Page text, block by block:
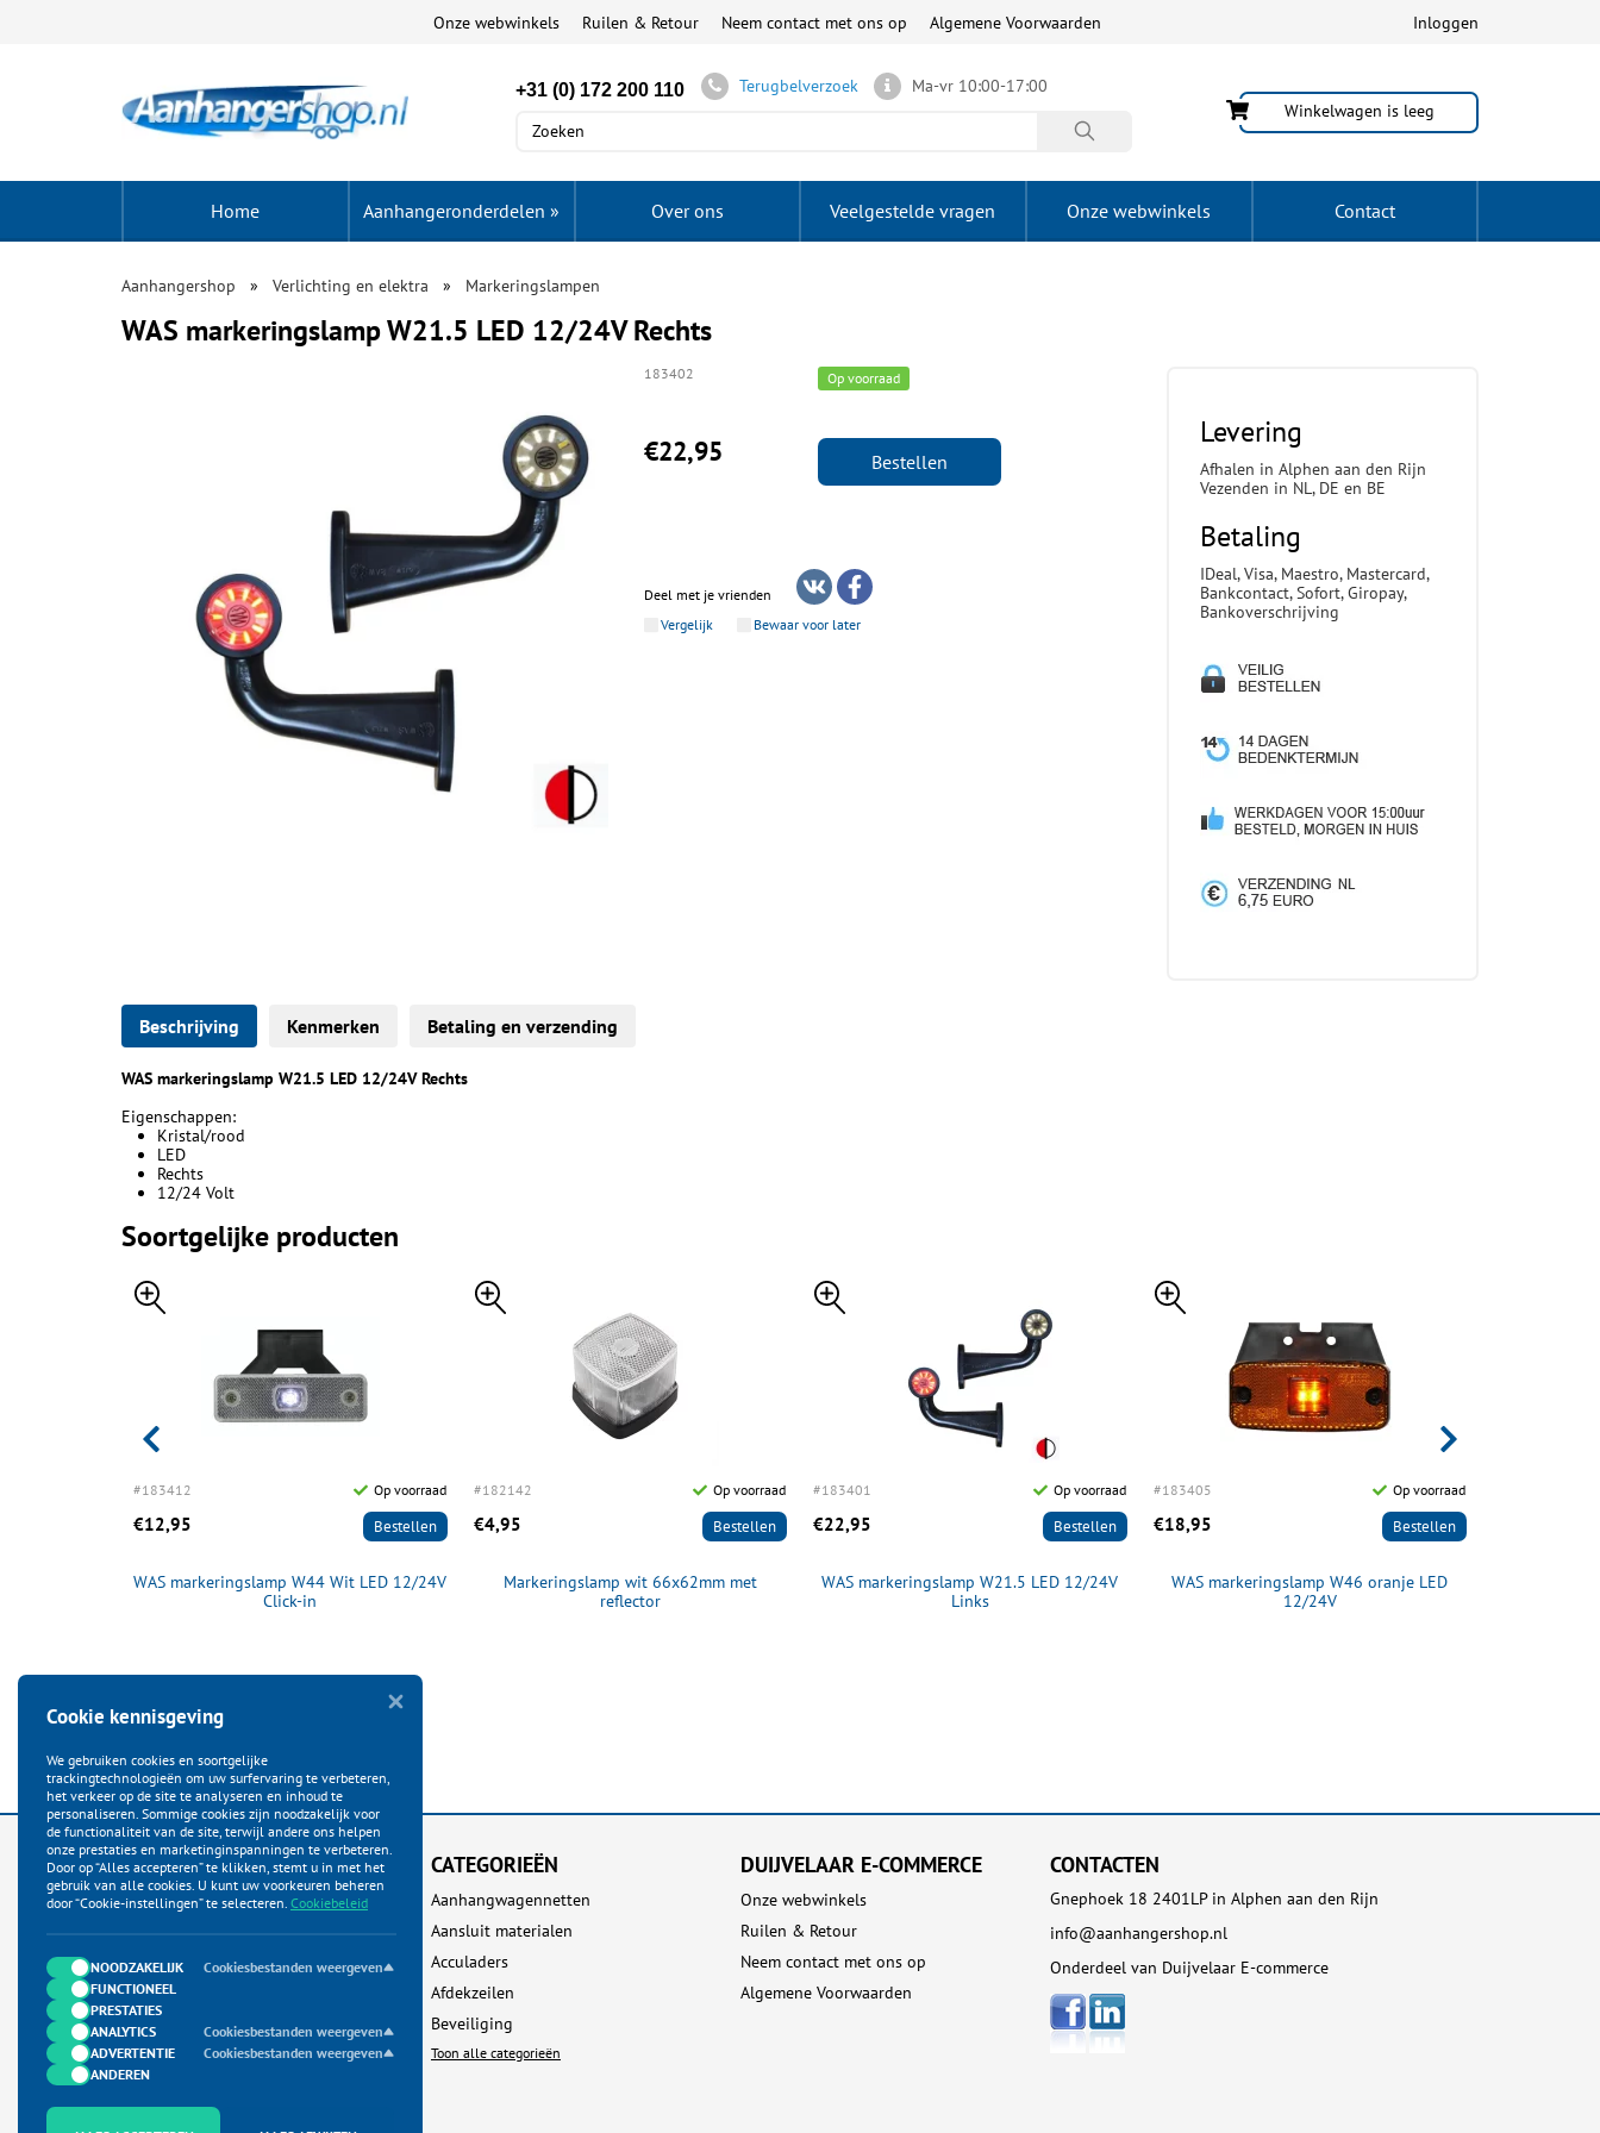
Inloggen
Onze webwinkels Ruilen & Retour Neem contact met ons op Algemene Voorwaarden
+31 (0) 172 200 110 Terugbelverzoek
Ma-vr 10:00-17:00
Winkelwagen is leeg
Home Aanhangeronderdelen » Over ons Veelgestelde vragen Onze webwinkels Contact
Aanhangershop Verlichting en elektra Markeringslampen
WAS markeringslamp W21.5 LED 12/24V Rechts
183402 Op voorraad
€22,95 Bestellen
Deel met je vrienden
Vergelijk
Bewaar voor later
Levering
Afhalen in Alphen aan den Rijn
Vezenden in NL, DE en BE
Betaling
IDeal, Visa, Maestro, Mastercard,
Bankcontact, Sofort, Giropay,
Bankoverschrijving
Beschrijving Kenmerken Betaling en verzending
WAS markeringslamp W21.5 LED 12/24V Rechts
Eigenschappen:
Kristal/rood
LED
Rechts
12/24 Volt
Soortgelijke producten
#183412 Op voorraad
€12,95 Bestellen
WAS markeringslamp W44 Wit LED 12/24V
Click-in
#182142 Op voorraad
€4,95 Bestellen
Markeringslamp wit 66x62mm met
reflector
#183401 Op voorraad
€22,95 Bestellen
WAS markeringslamp W21.5 LED 12/24V
Links
#183405 Op voorraad
€18,95 Bestellen
WAS markeringslamp W46 oranje LED
12/24V
KLANTENSERVICE
Startpagina
Bestellen
Betalen
Verzenden
Ruilen & Retour
Garantie & Klachten
Neem contact met ons op
Algemene Voorwaarden
CATEGORIEËN
Aanhangwagennetten
Aansluit materialen
Acculaders
Afdekzeilen
Beveiliging
Toon alle categorieën
DUIJVELAAR E-COMMERCE
Onze webwinkels
Ruilen & Retour
Neem contact met ons op
Algemene Voorwaarden
CONTACTEN
Gnephoek 18 2401LP in Alphen aan den Rijn
info@aanhangershop.nl
Onderdeel van Duijvelaar E-commerce
Cookie kennisgeving
We gebruiken cookies en soortgelijke
trackingtechnologieën om uw surfervaring te verbeteren,
het verkeer op de site te analyseren en inhoud te
personaliseren. Sommige cookies zijn noodzakelijk voor
de functionaliteit van de site, terwijl andere ons helpen
onze prestaties en marketinginspanningen te verbeteren.
Door op “Alles accepteren” te klikken, stemt u in met het
gebruik van alle cookies. U kunt uw voorkeuren beheren
door “Cookie-instellingen” te selecteren. Cookiebeleid
NOODZAKELIJK
Cookiesbestanden weergeven
FUNCTIONEEL
PRESTATIES
ANALYTICS
Cookiesbestanden weergeven
ADVERTENTIE
Cookiesbestanden weergeven
ANDEREN